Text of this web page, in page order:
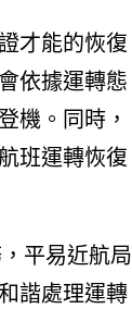
才能的恢復
依據運轉態
機。同時，
班運轉恢復
平易近航局
諧處理運轉